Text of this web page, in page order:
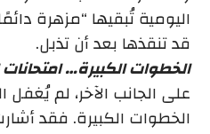
اليومية تُبقيها “مزهرة
قد تنقذها بعد أن تذبل.
الخطوات الكبيرة…
على الجانب الآخر، لم
الخطوات الكبيرة. فقد